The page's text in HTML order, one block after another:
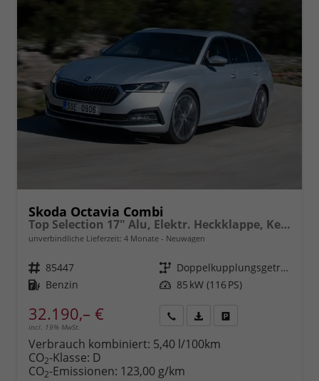
Skoda Octavia Combi
Top Selection 17" Alu, Elektr. Heckklappe, Kessy+Alarm, Beheizte Frontscheibe, Winterpaket, SunSet, Climatronic, LED-Scheinwerfer, Parksensoren vorn/hinten, Rückfahrkamera, Radio 10" + Wireless Smartlink, ACC uvm.
unverbindliche Lieferzeit: 4 Monate Neuwagen
Fahrzeugnr. 85447 Getriebe
Doppelkupplungsgetriebe (DSG)
Kraftstoff Benzin Leistung 85 kW (116 PS)
32.190,– €
incl. 19% MwSt.
anfordern
Datei,
Verbrauch kombiniert: 5,40 l/100km
CO2-Klasse: D
CO2-Emissionen: 123,00 g/km